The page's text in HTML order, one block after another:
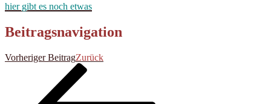
hier gibt es noch etwas
Beitragsnavigation
Vorheriger BeitragZurück